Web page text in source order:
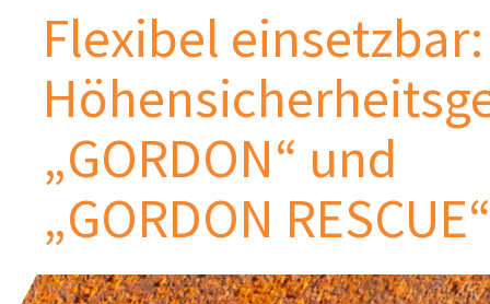
Flexibel einsetzbar:
„GORDON“ und
„GORDON RESCUE“